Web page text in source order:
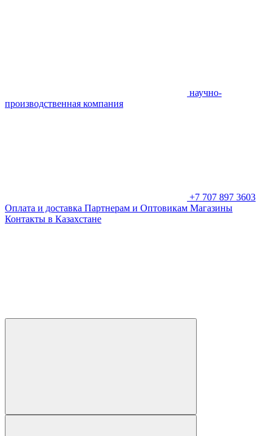
научно-
производственная компания
+7 707 897 3603
Оплата и доставка Партнерам и Оптовикам Магазины
Контакты в Казахстане